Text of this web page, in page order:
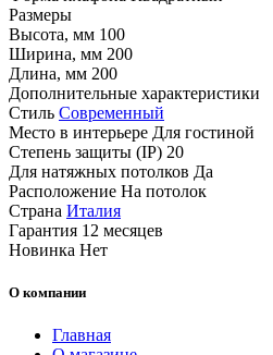
Размеры
Высота, мм 100
Ширина, мм 200
Длина, мм 200
Дополнительные характеристики
Стиль Современный
Место в интерьере Для гостиной
Степень защиты (IP) 20
Для натяжных потолков Да
Расположение На потолок
Страна Италия
Гарантия 12 месяцев
Новинка Нет
О компании
Главная